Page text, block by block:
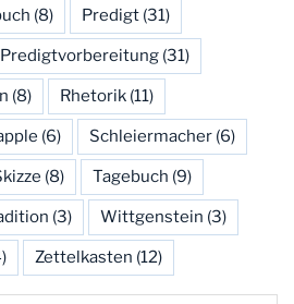
(8) Predigt (31)
Predigtvorbereitung (31)
(8) Rhetorik (11)
(6) Schleiermacher (6)
(8) Tagebuch (9)
(3) Wittgenstein (3)
Zettelkasten (12)